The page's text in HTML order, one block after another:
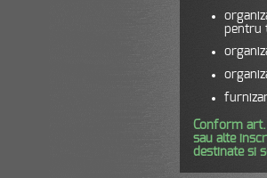
pentru
Conform
sau alte
destinate si